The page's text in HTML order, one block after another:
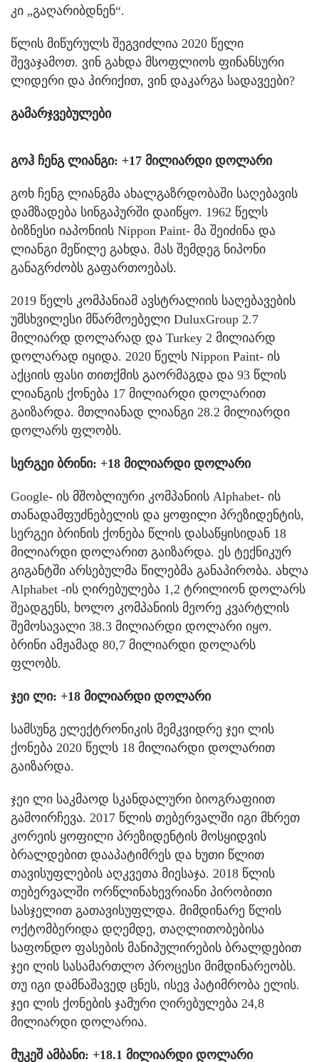
კი „გაღარიბდნენ“.
წლის მიწურულს შეგვიძლია 2020 წელი
შევაჯამოთ. ვინ გახდა მსოფლიოს ფინანსური
ლიდერი და პირიქით, ვინ დაკარგა სადავეები?
გამარჯვებულები
გოჰ ჩენგ ლიანგი: +17 მილიარდი დოლარი
გოხ ჩენგ ლიანგმა ახალგაზრდობაში საღებავის
დამზადება სინგაპურში დაიწყო. 1962 წელს
ბიზნესი იაპონიის Nippon Paint- მა შეიძინა და
ლიანგი მეწილე გახდა. მას შემდეგ ნიპონი
განაგრძობს გაფართოებას.
2019 წელს კომპანიამ ავსტრალიის საღებავების
უმსხვილესი მწარმოებელი DuluxGroup 2.7
მილიარდ დოლარად და Turkey 2 მილიარდ
დოლარად იყიდა. 2020 წელს Nippon Paint- ის
აქციის ფასი თითქმის გაორმაგდა და 93 წლის
ლიანგის ქონება 17 მილიარდი დოლარით
გაიზარდა. მთლიანად ლიანგი 28.2 მილიარდი
დოლარს ფლობს.
სერგეი ბრინი: +18 მილიარდი დოლარი
Google- ის მშობლიური კომპანიის Alphabet- ის
თანადამფუძნებელის და ყოფილი პრეზიდენტის,
სერგეი ბრინის ქონება წლის დასაწყისიდან 18
მილიარდი დოლარით გაიზარდა. ეს ტექნიკურ
გიგანტში არსებულმა წილებმა განაპირობა. ახლა
Alphabet -ის ღირებულება 1,2 ტრილიონ დოლარს
შეადგენს, ხოლო კომპანიის მეორე კვარტლის
შემოსავალი 38.3 მილიარდი დოლარი იყო.
ბრინი ამჟამად 80,7 მილიარდი დოლარს
ფლობს.
ჯეი ლი: +18 მილიარდი დოლარი
სამსუნგ ელექტრონიკის მემკვიდრე ჯეი ლის
ქონება 2020 წელს 18 მილიარდი დოლარით
გაიზარდა.
ჯეი ლი საკმაოდ სკანდალური ბიოგრაფიით
გამოირჩევა. 2017 წლის თებერვალში იგი მხრეთ
კორეის ყოფილი პრეზიდენტის მოსყიდვის
ბრალდებით დააპატიმრეს და ხუთი წლით
თავისუფლების აღკვეთა მიესაჯა. 2018 წლის
თებერვალში ორწლინახევრიანი პირობითი
სასჯელით გათავისუფლდა. მიმდინარე წლის
ოქტომბერიდა დღემდე, თაღლითობებისა
საფონდო ფასების მანიპულირების ბრალდებით
ჯეი ლის სასამართლო პროცესი მიმდინარეობს.
თუ იგი დამნაშავედ ცნეს, ისევ პატიმრობა ელის.
ჯეი ლის ქონების ჯამური ღირებულება 24,8
მილიარდი დოლარია.
მუკეშ ამბანი: +18.1 მილიარდი დოლარი